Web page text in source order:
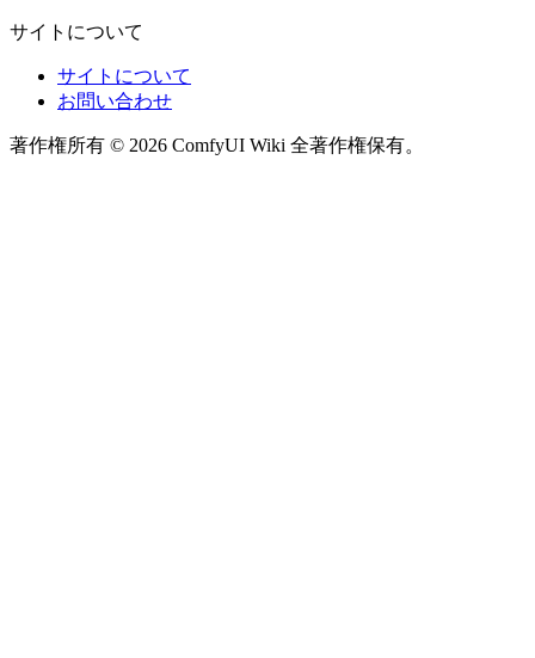
サイトについて
サイトについて
お問い合わせ
著作権所有 © 2026 ComfyUI Wiki 全著作権保有。